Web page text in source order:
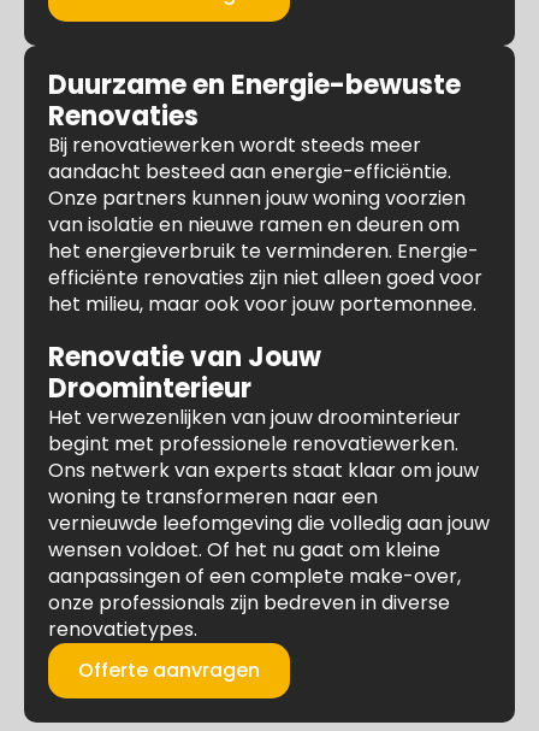
Duurzame en Energie-bewuste
Renovaties
Bij renovatiewerken wordt steeds meer
aandacht besteed aan energie-efficiëntie.
Onze partners kunnen jouw woning voorzien
van isolatie en nieuwe ramen en deuren om
het energieverbruik te verminderen. Energie-
efficiënte renovaties zijn niet alleen goed voor
het milieu, maar ook voor jouw portemonnee.
Renovatie van Jouw
Droominterieur
Het verwezenlijken van jouw droominterieur
begint met professionele renovatiewerken.
Ons netwerk van experts staat klaar om jouw
woning te transformeren naar een
vernieuwde leefomgeving die volledig aan jouw
wensen voldoet. Of het nu gaat om kleine
aanpassingen of een complete make-over,
onze professionals zijn bedreven in diverse
renovatietypes.
Offerte aanvragen